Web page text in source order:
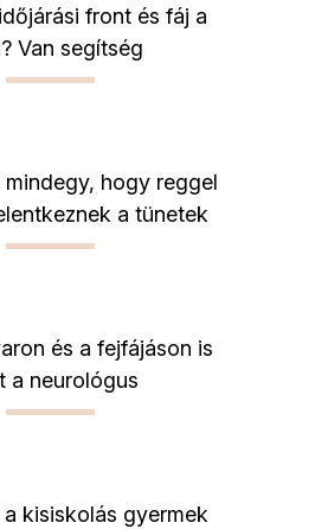
front és fáj a
Van segítség
mindegy, hogy reggel
a tünetek
és a fejfájáson is
a neurológus
kisiskolás gyermek